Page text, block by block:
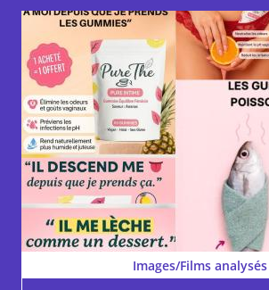
Images/Films analysés